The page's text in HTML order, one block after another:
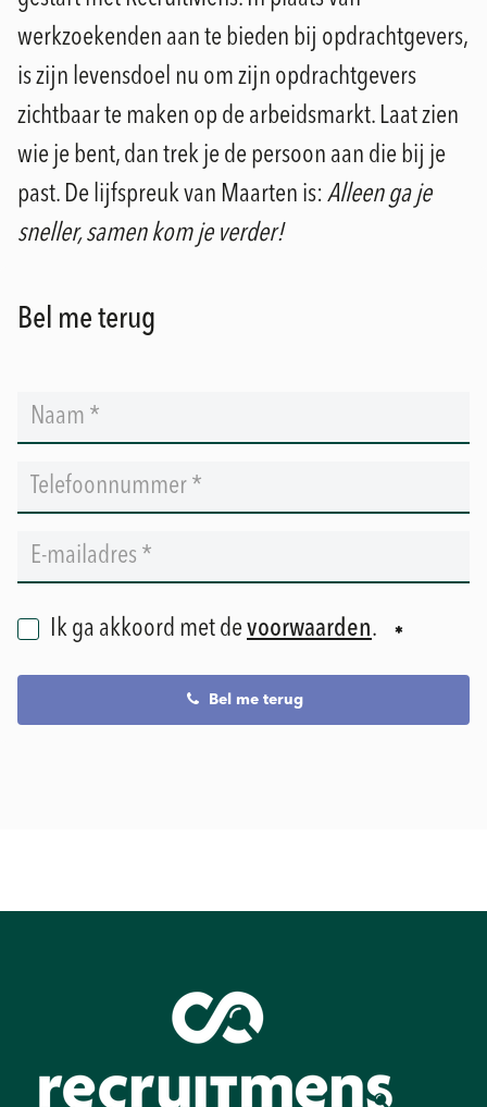
werkzoekenden aan te bieden bij opdrachtgevers,
is zijn levensdoel nu om zijn opdrachtgevers
zichtbaar te maken op de arbeidsmarkt. Laat zien
wie je bent, dan trek je de persoon aan die bij je
past. De lijfspreuk van Maarten is: Alleen ga je
sneller, samen kom je verder!
Bel me terug
Ik ga akkoord met devoorwaarden.
Bel me terug